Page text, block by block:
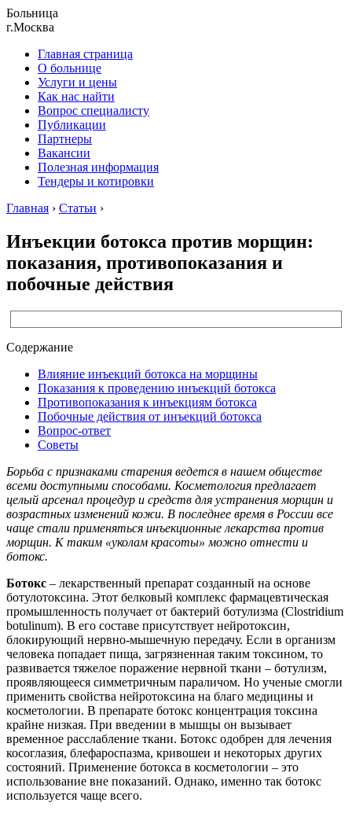
Больница
г.Москва
Главная страница
О больнице
Услуги и цены
Как нас найти
Вопрос специалисту
Публикации
Партнеры
Вакансии
Полезная информация
Тендеры и котировки
Главная › Статьи ›
Инъекции ботокса против морщин:
показания, противопоказания и
побочные действия
Содержание
Влияние инъекций ботокса на морщины
Показания к проведению инъекций ботокса
Противопоказания к инъекциям ботокса
Побочные действия от инъекций ботокса
Вопрос-ответ
Советы
Борьба с признаками старения ведется в нашем обществе
всеми доступными способами. Косметология предлагает
целый арсенал процедур и средств для устранения морщин и
возрастных изменений кожи. В последнее время в России все
чаще стали применяться инъекционные лекарства против
морщин. К таким «уколам красоты» можно отнести и
ботокс.
Ботокс – лекарственный препарат созданный на основе
ботулотоксина. Этот белковый комплекс фармацевтическая
промышленность получает от бактерий ботулизма (Clostridium
botulinum). В его составе присутствует нейротоксин,
блокирующий нервно-мышечную передачу. Если в организм
человека попадает пища, загрязненная таким токсином, то
развивается тяжелое поражение нервной ткани – ботулизм,
проявляющееся симметричным параличом. Но ученые смогли
применить свойства нейротоксина на благо медицины и
косметологии. В препарате ботокс концентрация токсина
крайне низкая. При введении в мышцы он вызывает
временное расслабление ткани. Ботокс одобрен для лечения
косоглазия, блефароспазма, кривошеи и некоторых других
состояний. Применение ботокса в косметологии – это
использование вне показаний. Однако, именно так ботокс
используется чаще всего.